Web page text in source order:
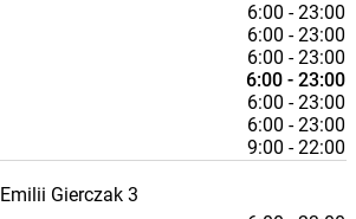
6:00 - 23:00
6:00 - 23:00
6:00 - 23:00
6:00 - 23:00
6:00 - 23:00
6:00 - 23:00
9:00 - 22:00
Emilii Gierczak 3